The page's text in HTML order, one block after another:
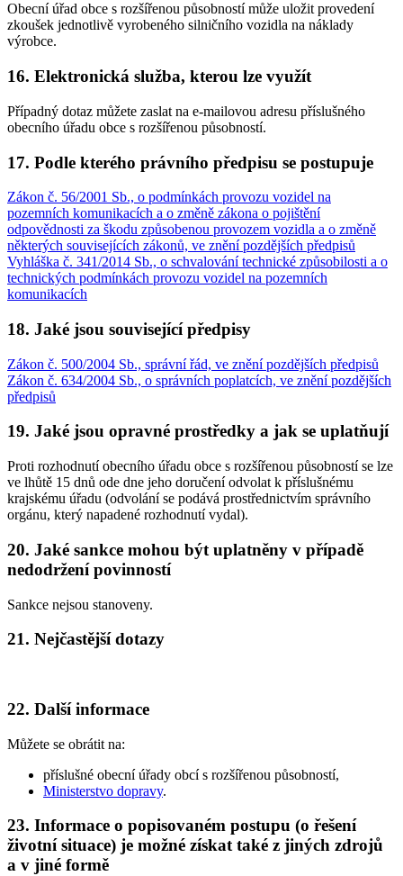
Obecní úřad obce s rozšířenou působností může uložit provedení
zkoušek jednotlivě vyrobeného silničního vozidla na náklady
výrobce.
16. Elektronická služba, kterou lze využít
Případný dotaz můžete zaslat na e-mailovou adresu příslušného
obecního úřadu obce s rozšířenou působností.
17. Podle kterého právního předpisu se postupuje
Zákon č. 56/2001 Sb., o podmínkách provozu vozidel na
pozemních komunikacích a o změně zákona o pojištění
odpovědnosti za škodu způsobenou provozem vozidla a o změně
některých souvisejících zákonů, ve znění pozdějších předpisů
Vyhláška č. 341/2014 Sb., o schvalování technické způsobilosti a o
technických podmínkách provozu vozidel na pozemních
komunikacích
18. Jaké jsou související předpisy
Zákon č. 500/2004 Sb., správní řád, ve znění pozdějších předpisů
Zákon č. 634/2004 Sb., o správních poplatcích, ve znění pozdějších
předpisů
19. Jaké jsou opravné prostředky a jak se uplatňují
Proti rozhodnutí obecního úřadu obce s rozšířenou působností se lze
ve lhůtě 15 dnů ode dne jeho doručení odvolat k příslušnému
krajskému úřadu (odvolání se podává prostřednictvím správního
orgánu, který napadené rozhodnutí vydal).
20. Jaké sankce mohou být uplatněny v případě
nedodržení povinností
Sankce nejsou stanoveny.
21. Nejčastější dotazy
22. Další informace
Můžete se obrátit na:
příslušné obecní úřady obcí s rozšířenou působností,
Ministerstvo dopravy.
23. Informace o popisovaném postupu (o řešení
životní situace) je možné získat také z jiných zdrojů
a v jiné formě